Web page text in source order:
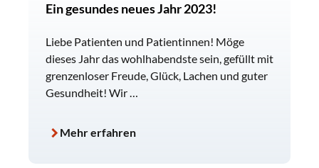
Ein gesundes neues Jahr 2023!
Liebe Patienten und Patientinnen! Möge
dieses Jahr das wohlhabendste sein, gefüllt mit
grenzenloser Freude, Glück, Lachen und guter
Gesundheit! Wir …
Mehr erfahren